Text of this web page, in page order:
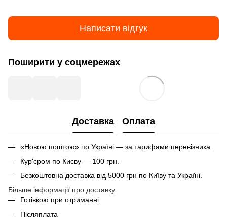
Написати відгук
Поширити у соцмережах
Доставка Оплата
«Новою поштою» по Україні — за тарифами перевізника.
Кур'єром по Києву — 100 грн.
Безкоштовна доставка від 5000 грн по Київу та Україні.
Більше інформації про доставку
Готівкою при отриманні
Післяплата